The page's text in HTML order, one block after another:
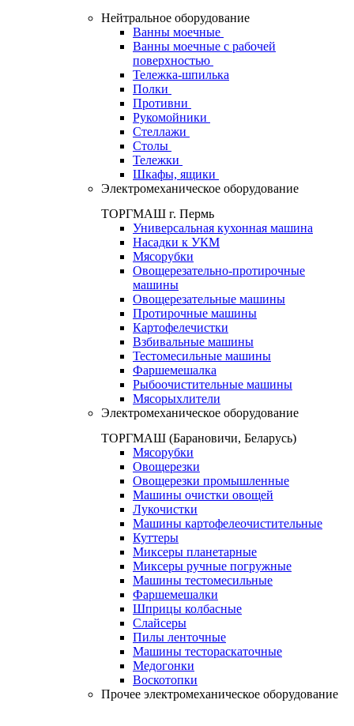
Нейтральное оборудование
Ванны моечные
Ванны моечные с рабочей
поверхностью
Тележка-шпилька
Полки
Противни
Рукомойники
Стеллажи
Столы
Тележки
Шкафы, ящики
Электромеханическое оборудование
ТОРГМАШ г. Пермь
Универсальная кухонная машина
Насадки к УКМ
Мясорубки
Овощерезательно-протирочные
машины
Овощерезательные машины
Протирочные машины
Картофелечистки
Взбивальные машины
Тестомесильные машины
Фаршемешалка
Рыбоочистительные машины
Мясорыхлители
Электромеханическое оборудование
ТОРГМАШ (Барановичи, Беларусь)
Мясорубки
Овощерезки
Овощерезки промышленные
Машины очистки овощей
Лукочистки
Машины картофелеочистительные
Куттеры
Миксеры планетарные
Миксеры ручные погружные
Машины тестомесильные
Фаршемешалки
Шприцы колбасные
Слайсеры
Пилы ленточные
Машины тестораскаточные
Медогонки
Воскотопки
Прочее электромеханическое оборудование